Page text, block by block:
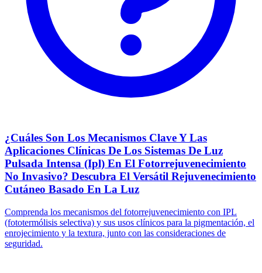
¿Cuáles Son Los Mecanismos Clave Y Las
Aplicaciones Clínicas De Los Sistemas De Luz
Pulsada Intensa (Ipl) En El Fotorrejuvenecimiento
No Invasivo? Descubra El Versátil Rejuvenecimiento
Cutáneo Basado En La Luz
Comprenda los mecanismos del fotorrejuvenecimiento con IPL
(fototermólisis selectiva) y sus usos clínicos para la pigmentación, el
enrojecimiento y la textura, junto con las consideraciones de
seguridad.